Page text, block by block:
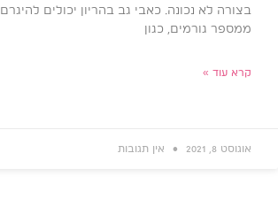
בצורה לא נכונה. כאבי גב בהריון יכולים להיגרם
ממספר גורמים, כגון
קרא עוד »
אוגוסט 8, 2021 אין תגובות